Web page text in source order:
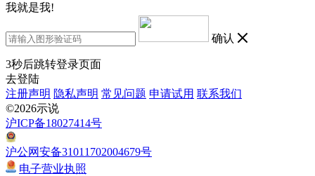
我就是我!
确认
3秒后跳转登录页面
去登陆
注册声明 隐私声明 常见问题 申请试用 联系我们
©2026示说
沪ICP备18027414号
沪公网安备31011702004679号
电子营业执照